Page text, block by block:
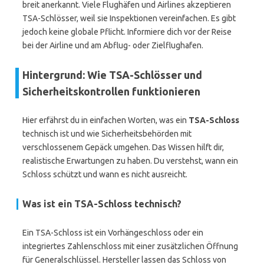
breit anerkannt. Viele Flughäfen und Airlines akzeptieren
TSA-Schlösser, weil sie Inspektionen vereinfachen. Es gibt
jedoch keine globale Pflicht. Informiere dich vor der Reise
bei der Airline und am Abflug- oder Zielflughafen.
Hintergrund: Wie TSA-Schlösser und
Sicherheitskontrollen funktionieren
Hier erfährst du in einfachen Worten, was ein TSA-Schloss
technisch ist und wie Sicherheitsbehörden mit
verschlossenem Gepäck umgehen. Das Wissen hilft dir,
realistische Erwartungen zu haben. Du verstehst, wann ein
Schloss schützt und wann es nicht ausreicht.
Was ist ein TSA-Schloss technisch?
Ein TSA-Schloss ist ein Vorhängeschloss oder ein
integriertes Zahlenschloss mit einer zusätzlichen Öffnung
für Generalschlüssel. Hersteller lassen das Schloss von